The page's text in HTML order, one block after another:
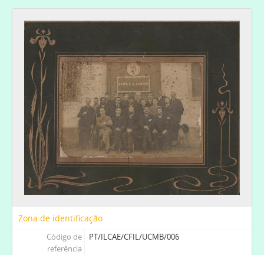
[Coleção ao nível da série] SAFF - Sagração de António Ferreira Fiandor, 1958-06-22
[Coleção ao nível da série] FEP - Fotografias da Escola do Prado, 1908-1987
[Documento simples] 001 - [Fotografia das crianças da União da Mocidade do Bonfim], 1902
[Documento simples] 002 - [Sala de aulas da União da Mocidade do Bonfim], 1902
[Documento simples] 003 - [Fotografia dos membros da direção da União Cristã da Mocidade do Bonfim], 1902
[Documento simples] 005 - Passeio recreativo promovido pela União Cristão da Mocidade do Bonfim, 1909-06-06
[Documento simples] 006 - [Fotografia dos membros da direção da União Cristã da Mocidade], 1910
[Documento simples] 007 - [Fotografia da direção da União Cristã da Mocidade do Bonfim], 1924
[Documento simples] 008 - [Fotografia das colaboradoras da União Cristã do Bonfim], 1920-1921
[Coleção ao nível da série] LJEB - Fotografias da Liga da Juventude Evangélica do Bonfim, 1911-1959
[Coleção ao nível da série] EBCH - Encontro Bibliotecas e conhecimento humano, 2019
[Coleção ao nível da série] DPC - Fotografias de D. Daniel de Pina Cabral, 1935-2013
[Coleção ao nível da série] MILCAE - Momentos da Igreja Lusitana ao longo da sua História, 1880-
[Coleção ao nível da série] FED - Fotografias da Escola Dominical de Lisboa, [1920-1930]
Zona de identificação
Código de
referência
PT/ILCAE/CFIL/UCMB/006